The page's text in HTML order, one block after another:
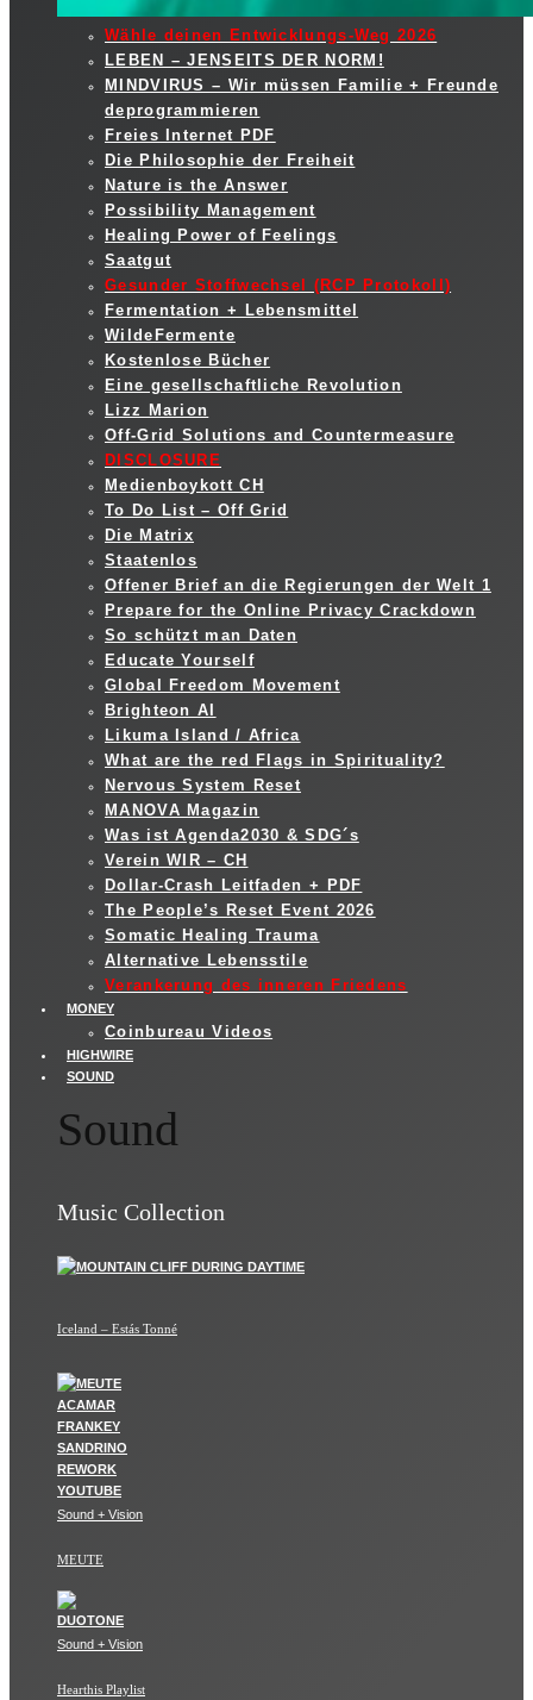
Wähle deinen Entwicklungs-Weg 2026
LEBEN – JENSEITS DER NORM!
MINDVIRUS – Wir müssen Familie + Freunde
deprogrammieren
Freies Internet PDF
Die Philosophie der Freiheit
Nature is the Answer
Possibility Management
Healing Power of Feelings
Saatgut
Gesunder Stoffwechsel (RCP Protokoll)
Fermentation + Lebensmittel
WildeFermente
Kostenlose Bücher
Eine gesellschaftliche Revolution
Lizz Marion
Off-Grid Solutions and Countermeasure
DISCLOSURE
Medienboykott CH
To Do List – Off Grid
Die Matrix
Staatenlos
Offener Brief an die Regierungen der Welt 1
Prepare for the Online Privacy Crackdown
So schützt man Daten
Educate Yourself
Global Freedom Movement
Brighteon AI
Likuma Island / Africa
What are the red Flags in Spirituality?
Nervous System Reset
MANOVA Magazin
Was ist Agenda2030 & SDG´s
Verein WIR – CH
Dollar-Crash Leitfaden + PDF
The People’s Reset Event 2026
Somatic Healing Trauma
Alternative Lebensstile
Verankerung des inneren Friedens
MONEY
Coinbureau Videos
HIGHWIRE
SOUND
Sound
Music Collection
Iceland – Estás Tonné
Sound + Vision
MEUTE
Sound + Vision
Hearthis Playlist